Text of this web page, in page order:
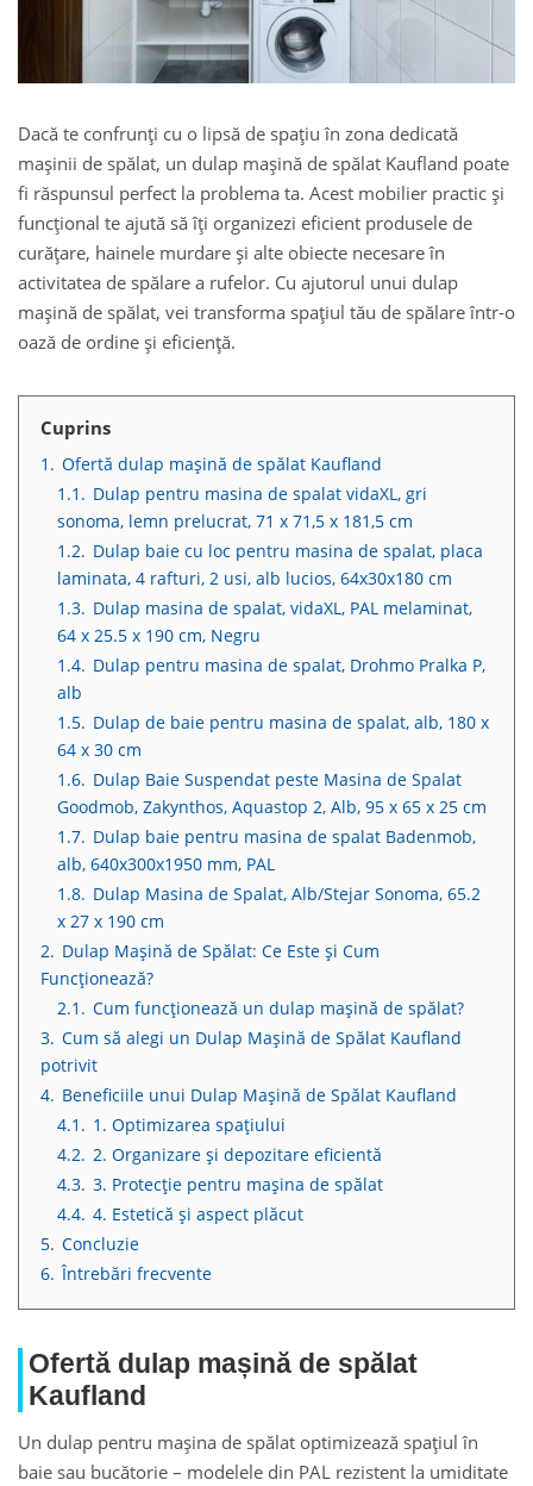
Dacă te confrunți cu o lipsă de spațiu în zona dedicată
mașinii de spălat, un dulap maşină de spălat Kaufland poate
fi răspunsul perfect la problema ta. Acest mobilier practic și
funcțional te ajută să îți organizezi eficient produsele de
curățare, hainele murdare și alte obiecte necesare în
activitatea de spălare a rufelor. Cu ajutorul unui dulap
maşină de spălat, vei transforma spațiul tău de spălare într-o
oază de ordine și eficiență.
Cuprins
1. Ofertă dulap mașină de spălat Kaufland
1.1. Dulap pentru masina de spalat vidaXL, gri
sonoma, lemn prelucrat, 71 x 71,5 x 181,5 cm
1.2. Dulap baie cu loc pentru masina de spalat, placa
laminata, 4 rafturi, 2 usi, alb lucios, 64x30x180 cm
1.3. Dulap masina de spalat, vidaXL, PAL melaminat,
64 x 25.5 x 190 cm, Negru
1.4. Dulap pentru masina de spalat, Drohmo Pralka P,
alb
1.5. Dulap de baie pentru masina de spalat, alb, 180 x
64 x 30 cm
1.6. Dulap Baie Suspendat peste Masina de Spalat
Goodmob, Zakynthos, Aquastop 2, Alb, 95 x 65 x 25 cm
1.7. Dulap baie pentru masina de spalat Badenmob,
alb, 640x300x1950 mm, PAL
1.8. Dulap Masina de Spalat, Alb/Stejar Sonoma, 65.2
x 27 x 190 cm
2. Dulap Maşină de Spălat: Ce Este și Cum
Funcționează?
2.1. Cum funcționează un dulap maşină de spălat?
3. Cum să alegi un Dulap Maşină de Spălat Kaufland
potrivit
4. Beneficiile unui Dulap Maşină de Spălat Kaufland
4.1. 1. Optimizarea spațiului
4.2. 2. Organizare și depozitare eficientă
4.3. 3. Protecție pentru mașina de spălat
4.4. 4. Estetică și aspect plăcut
5. Concluzie
6. Întrebări frecvente
Ofertă dulap mașină de spălat
Kaufland
Un dulap pentru mașina de spălat optimizează spațiul în
baie sau bucătorie – modelele din PAL rezistent la umiditate